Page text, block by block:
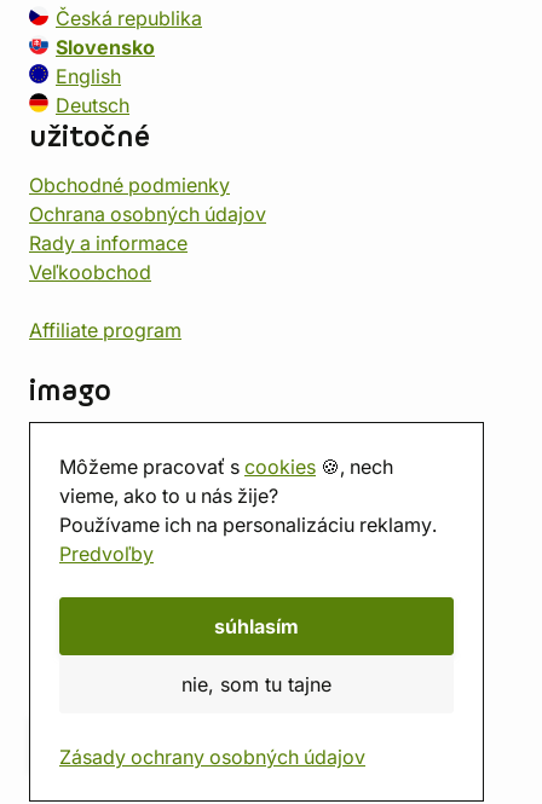
Môžeme pracovať s cookies 🍪, nech
vieme, ako to u nás žije?
Používame ich na personalizáciu reklamy.
Predvoľby
súhlasím
nie, som tu tajne
Zásady ochrany osobných údajov
Česká republika
Slovensko
English
Deutsch
užitočné
Obchodné podmienky
Ochrana osobných údajov
Rady a informace
Veľkoobchod
Affiliate program
imago
Predajňa
Herňa
O nás
Hodnotenie obchodu